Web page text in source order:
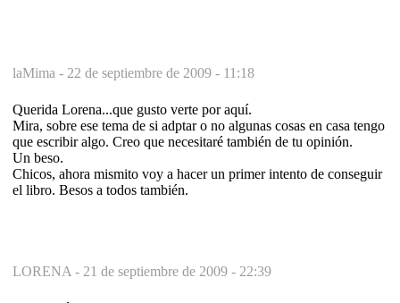
laMima - 22 de septiembre de 2009 - 11:18
Querida Lorena...que gusto verte por aquí.
Mira, sobre ese tema de si adptar o no algunas cosas en casa tengo
que escribir algo. Creo que necesitaré también de tu opinión.
Un beso.
Chicos, ahora mismito voy a hacer un primer intento de conseguir
el libro. Besos a todos también.
LORENA - 21 de septiembre de 2009 - 22:39